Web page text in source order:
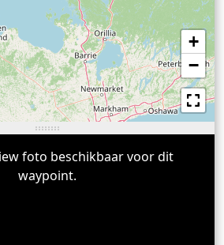
+
−
foto beschikbaar voor dit
waypoint.